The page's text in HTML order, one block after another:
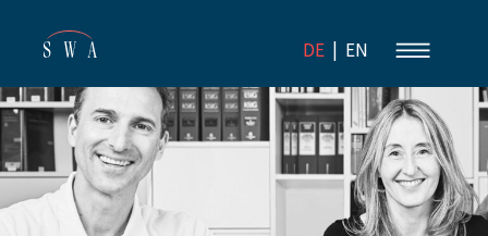
DE | EN